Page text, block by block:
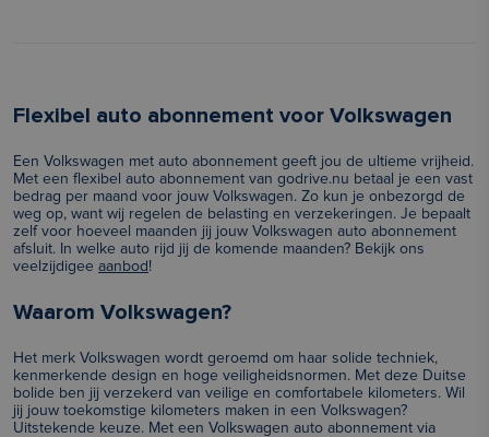
Flexibel auto abonnement voor Volkswagen
Een Volkswagen met auto abonnement geeft jou de ultieme vrijheid.
Met een flexibel auto abonnement van godrive.nu betaal je een vast
bedrag per maand voor jouw Volkswagen. Zo kun je onbezorgd de
weg op, want wij regelen de belasting en verzekeringen. Je bepaalt
zelf voor hoeveel maanden jij jouw Volkswagen auto abonnement
afsluit. In welke auto rijd jij de komende maanden? Bekijk ons
veelzijdigee aanbod !
Waarom Volkswagen?
Het merk Volkswagen wordt geroemd om haar solide techniek,
kenmerkende design en hoge veiligheidsnormen. Met deze Duitse
bolide ben jij verzekerd van veilige en comfortabele kilometers. Wil
jij jouw toekomstige kilometers maken in een Volkswagen?
Uitstekende keuze. Met een Volkswagen auto abonnement via